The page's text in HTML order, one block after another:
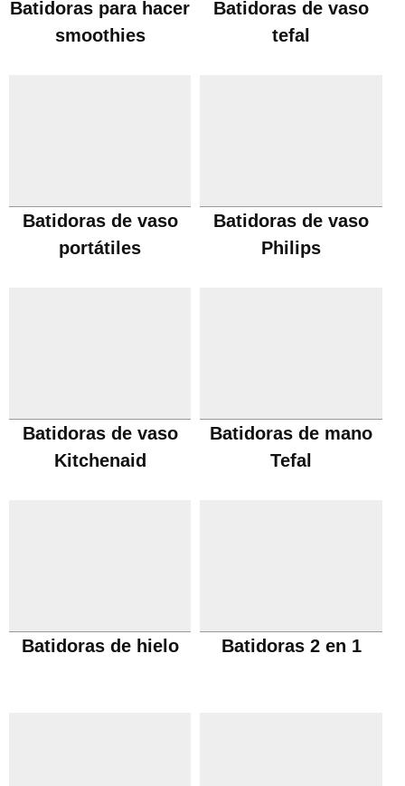
Batidoras para hacer
smoothies
Batidoras de vaso
tefal
Batidoras de vaso
portátiles
Batidoras de vaso
Philips
Batidoras de vaso
Kitchenaid
Batidoras de mano
Tefal
Batidoras de hielo Batidoras 2 en 1